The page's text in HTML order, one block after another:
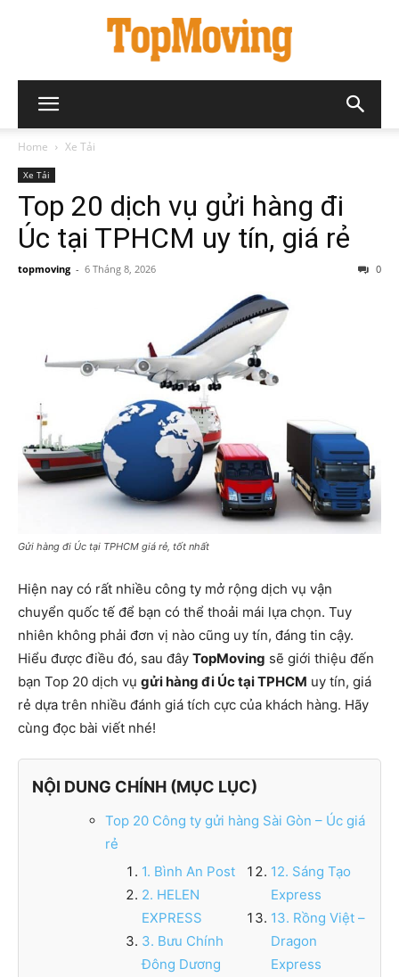
Home Xe Tải
Xe Tải
Top 20 dịch vụ gửi hàng đi
Úc tại TPHCM uy tín, giá rẻ
topmoving - 6 Tháng 8, 2026 0
Gửi hàng đi Úc tại TPHCM giá rẻ, tốt nhất
Hiện nay có rất nhiều công ty mở rộng dịch vụ vận
chuyển quốc tế để bạn có thể thoải mái lựa chọn. Tuy
nhiên không phải đơn vị nào cũng uy tín, đáng tin cậy.
Hiểu được điều đó, sau đây TopMoving sẽ giới thiệu đến
bạn Top 20 dịch vụ gửi hàng đi Úc tại TPHCM uy tín, giá
rẻ dựa trên nhiều đánh giá tích cực của khách hàng. Hãy
cùng đọc bài viết nhé!
NỘI DUNG CHÍNH (MỤC LỤC)
Top 20 Công ty gửi hàng Sài Gòn – Úc giá
rẻ
1. Bình An Post
2. HELEN
EXPRESS
3. Bưu Chính
Đông Dương
12. Sáng Tạo
Express
13. Rồng Việt –
Dragon
Express